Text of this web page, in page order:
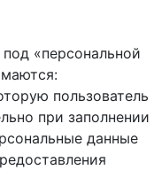
«персональной
пользователь
при заполнении
данные